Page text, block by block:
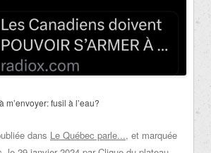
m’envoyer:fusil à l’eau?
dans Le Québec parle..., et marquée